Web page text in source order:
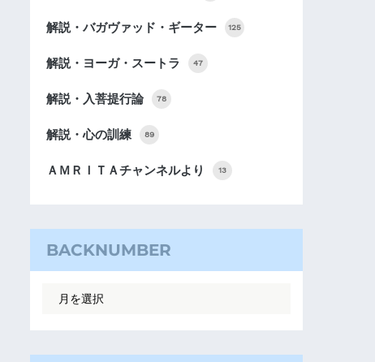
解説・バガヴァッド・ギーター 125
解説・ヨーガ・スートラ 47
解説・入菩提行論 78
解説・心の訓練 89
ＡＭＲＩＴＡチャンネルより 13
BACKNUMBER